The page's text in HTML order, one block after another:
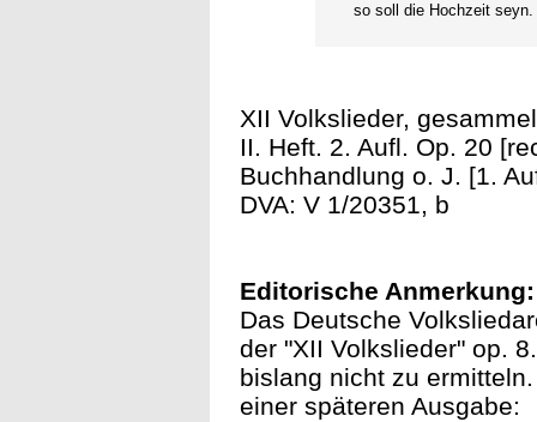
so soll die Hochzeit seyn.
XII Volkslieder,
II. Heft. 2. Aufl. Op. 20
Buchhandlung o. J. [1.
DVA: V 1/20351, b
Editorische Anmerkung:
Das Deutsche
der "XII Volkslieder" op.
bislang nicht zu
einer späteren Ausgabe: